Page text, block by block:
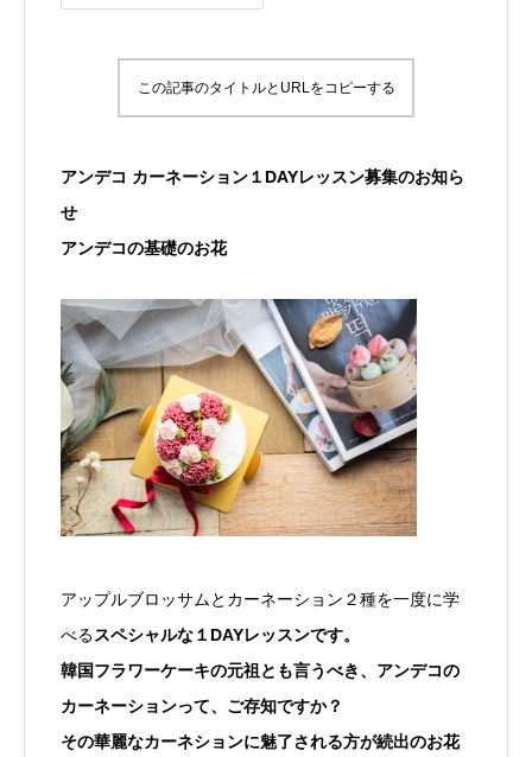
この記事のタイトルとURLをコピーする
アンデコ カーネーション１DAYレッスン募集のお知ら
せ
アンデコの基礎のお花
アップルブロッサムとカーネーション２種を一度に学
べるスペシャルな１DAYレッスンです。
韓国フラワーケーキの元祖とも言うべき、アンデコの
カーネーションって、ご存知ですか？
その華麗なカーネションに魅了される方が続出のお花